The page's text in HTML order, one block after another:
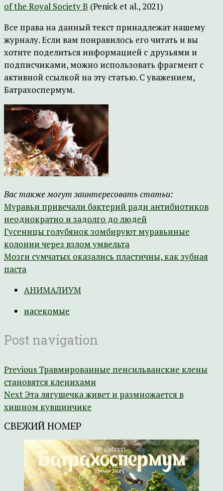
of the Royal Society B (Penick et al., 2021)
Все права на данный текст принадлежат нашему
журналу. Если вам понравилось его читать и вы
хотите поделиться информацией с друзьями и
подписчиками, можно использовать фрагмент с
активной ссылкой на эту статью. С уважением,
Батрахоспермум.
Вас также могут заинтересовать статьи:
Муравьи привечали бактерий ради антибиотиков
неоднократно и задолго до людей
Гусеницы голубянок зомбируют муравьиные
колонии через взлом умвельта
Мозги сумчатых оказались пластичны, как зубная
паста
АНИМАЛИУМ
насекомые
Post navigation
Previous Травмированные пенсильванские клены
становятся кленихами
Next Эта лягушечка живет и размножается в
хищном кувшинчике
СВЕЖИЙ НОМЕР